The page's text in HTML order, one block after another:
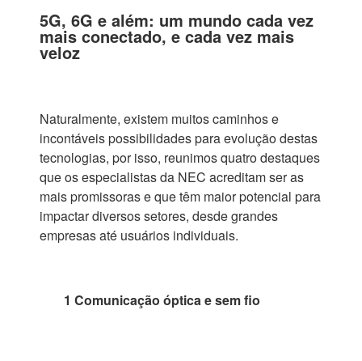
5G, 6G e além: um mundo cada vez
mais conectado, e cada vez mais
veloz
Naturalmente, existem muitos caminhos e
incontáveis possibilidades para evolução destas
tecnologias, por isso, reunimos quatro destaques
que os especialistas da NEC acreditam ser as
mais promissoras e que têm maior potencial para
impactar diversos setores, desde grandes
empresas até usuários individuais.
1 Comunicação óptica e sem fio